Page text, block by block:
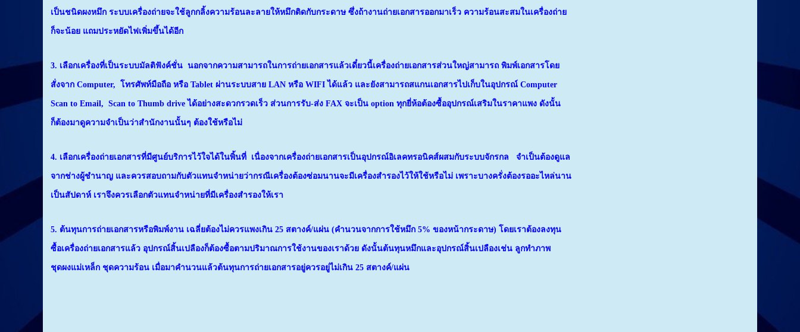
เป็นชนิดผงหมึก ระบบเครื่องถ่ายจะใช้ลูกกลิ้งความร้อนละลายให้หมึกติดกับกระดาษ ซึ่งถ้างานถ่ายเอกสารออกมาเร็ว ความร้อนสะสมในเครื่องถ่าย
ก็จะน้อย แถมประหยัดไฟเพิ่มขึ้นได้อีก
3. เลือกเครื่องที่เป็นระบบมัลติฟังค์ชั่น นอกจากความสามารถในการถ่ายเอกสารแล้วเดี๋ยวนี้เครื่องถ่ายเอกสารส่วนใหญ่สามารถ พิมพ์เอกสารโดย
สั่งจาก Computer, โทรศัพท์มือถือ หรือ Tablet ผ่านระบบสาย LAN หรือ WIFI ได้แล้ว และยังสามารถสแกนเอกสารไปเก็บในอุปกรณ์ Computer
Scan to Email, Scan to Thumb drive ได้อย่างสะดวกรวดเร็ว ส่วนการรับ-ส่ง FAX จะเป็น option ทุกยี่ห้อต้องซื้ออุปกรณ์เสริมในราคาแพง ดังนั้น
ก็ต้องมาดูความจำเป็นว่าสำนักงานนั้นๆ ต้องใช้หรือไม่
4. เลือกเครื่องถ่ายเอกสารที่มีศูนย์บริการไว้ใจได้ในพิ้นที่ เนื่องจากเครื่องถ่ายเอกสารเป็นอุปกรณ์อิเลคทรอนิคส์ผสมกับระบบจักรกล จำเป็นต้องดูแล
จากช่างผู้ชำนาญ และควรสอบถามกับตัวแทนจำหน่ายว่ากรณีเครื่องต้องซ่อมนานจะมีเครื่องสำรองไว้ให้ใช้หรือไม่ เพราะบางครั่งต้องรออะไหล่นาน
เป็นสัปดาห์ เราจึงควรเลือกตัวแทนจำหน่ายที่มีเครื่องสำรองให้เรา
5. ต้นทุนการถ่ายเอกสารหรือพิมพ์งาน เฉลี่ยต้องไม่ควรแพงเกิน 25 สตางค์/แผ่น (คำนวนจากการใช้หมึก 5% ของหน้ากระดาษ) โดยเราต้องลงทุน
ซื้อเครื่องถ่ายเอกสารแล้ว อุปกรณ์สิ้นเปลืองก็ต้องซื้อตามปริมาณการใช้งานของเราด้วย ดังนั้นต้นทุนหมึกและอุปกรณ์สิ้นเปลืองเช่น ลูกทำภาพ
ชุดผงแม่เหล็ก ชุดความร้อน เมื่อมาคำนวนแล้วต้นทุนการถ่ายเอกสารอยู่ควรอยู่ไม่เกิน 25 สตางค์/แผ่น